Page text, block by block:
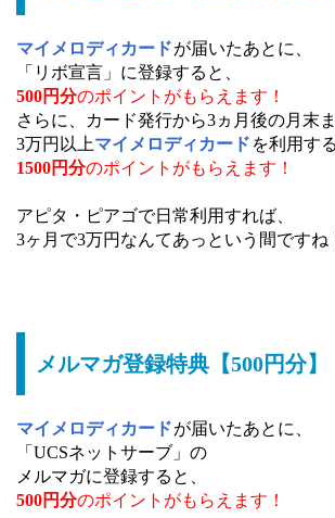
マイメロディカードが届いたあとに、
「リボ宣言」に登録すると、
500円分のポイントがもらえます！
さらに、カード発行から3ヵ月後の月末
3万円以上マイメロディカード を利用す
1500円分のポイントがもらえます！
アピタ・ピアゴで日常利用すれば、
3ヶ月で3万円なんてあっという間ですね
メルマガ登録特典【500円分】
マイメロディカードが届いたあとに、
「UCSネットサーブ」の
メルマガに登録すると、
500円分のポイントがもらえます！